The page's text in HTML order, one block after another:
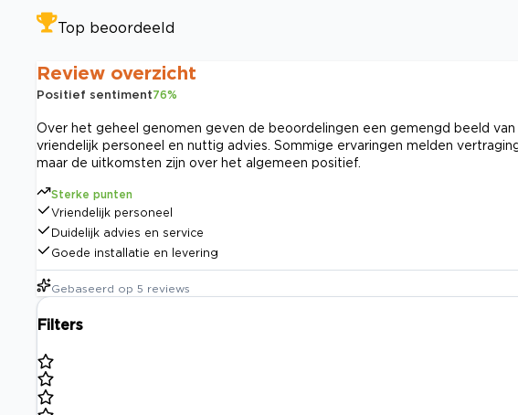
Top beoordeeld
Review overzicht
Positief sentiment76%
Over het geheel genomen geven de beoordelingen een gemengd beeld
vriendelijk personeel en nuttig advies. Sommige ervaringen melden
maar de uitkomsten zijn over het algemeen positief.
Sterke punten
Vriendelijk personeel
Duidelijk advies en service
Goede installatie en levering
Gebaseerd op 5 reviews
Filters